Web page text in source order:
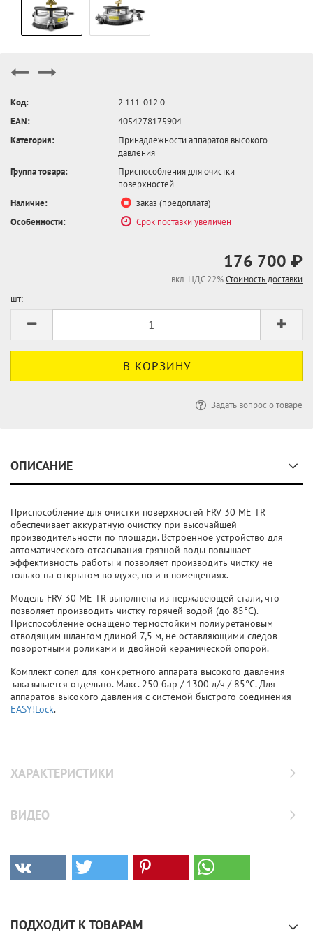
Код:
2.111-012.0
EAN:
4054278175904
Категория:
Принадлежности аппаратов высокого
давления
Группа товара:
Приспособления для очистки
поверхностей
Наличие:
заказ (предоплата)
Особенности:
Срок поставки увеличен
176 700 ₽
вкл. НДС 22%Стоимость доставки
шт:
Задать вопрос о товаре
ОПИСАНИЕ
Приспособление для очистки поверхностей FRV 30 ME TR
обеспечивает аккуратную очистку при высочайшей
производительности по площади. Встроенное устройство для
автоматического отсасывания грязной воды повышает
эффективность работы и позволяет производить чистку не
только на открытом воздухе, но и в помещениях.
Модель FRV 30 ME TR выполнена из нержавеющей стали, что
позволяет производить чистку горячей водой (до 85°C).
Приспособление оснащено термостойким полиуретановым
отводящим шлангом длиной 7,5 м, не оставляющими следов
поворотными роликами и двойной керамической опорой.
Комплект сопел для конкретного аппарата высокого давления
заказывается отдельно. Макс. 250 бар / 1300 л/ч / 85°C. Для
аппаратов высокого давления с системой быстрого соединения
EASY!Lock.
ХАРАКТЕРИСТИКИ
ВИДЕО
ПОДХОДИТ К ТОВАРАМ